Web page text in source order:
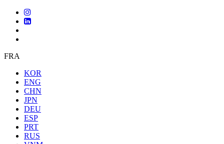
FRA
KOR
ENG
CHN
JPN
DEU
ESP
PRT
RUS